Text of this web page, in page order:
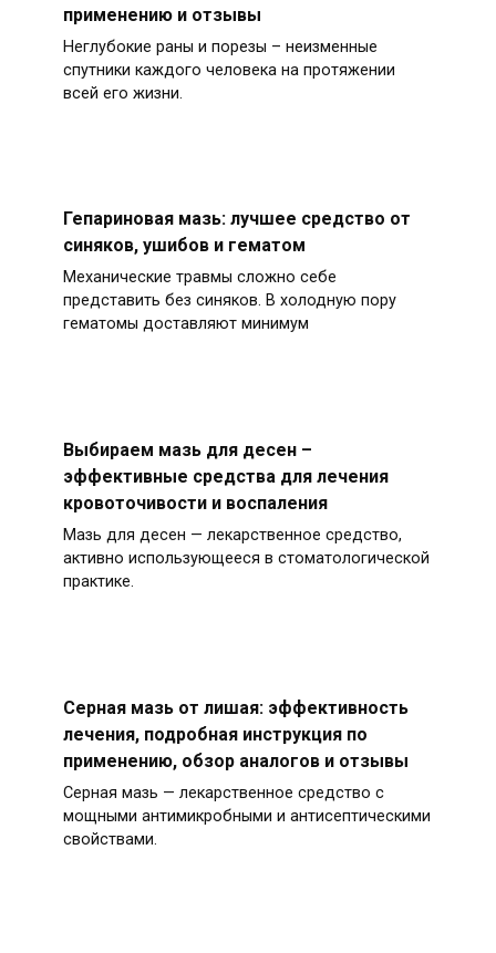
применению и отзывы
Неглубокие раны и порезы – неизменные
спутники каждого человека на протяжении
всей его жизни.
Гепариновая мазь: лучшее средство от
синяков, ушибов и гематом
Механические травмы сложно себе
представить без синяков. В холодную пору
гематомы доставляют минимум
Выбираем мазь для десен –
эффективные средства для лечения
кровоточивости и воспаления
Мазь для десен — лекарственное средство,
активно использующееся в стоматологической
практике.
Серная мазь от лишая: эффективность
лечения, подробная инструкция по
применению, обзор аналогов и отзывы
Серная мазь — лекарственное средство с
мощными антимикробными и антисептическими
свойствами.